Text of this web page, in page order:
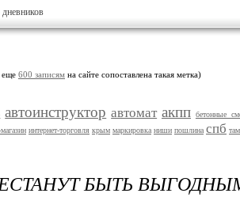
еще 600 записям на сайте сопоставлена такая метка)
автоинструктор автомат акпп бетонные
интернет-торговля крым маркировка ниши пошлина спб
БЫТЬ